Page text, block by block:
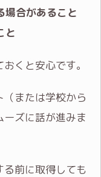
場合があること
と
くと安心です。
または学校から
ズに話が進みま
前に取得しても